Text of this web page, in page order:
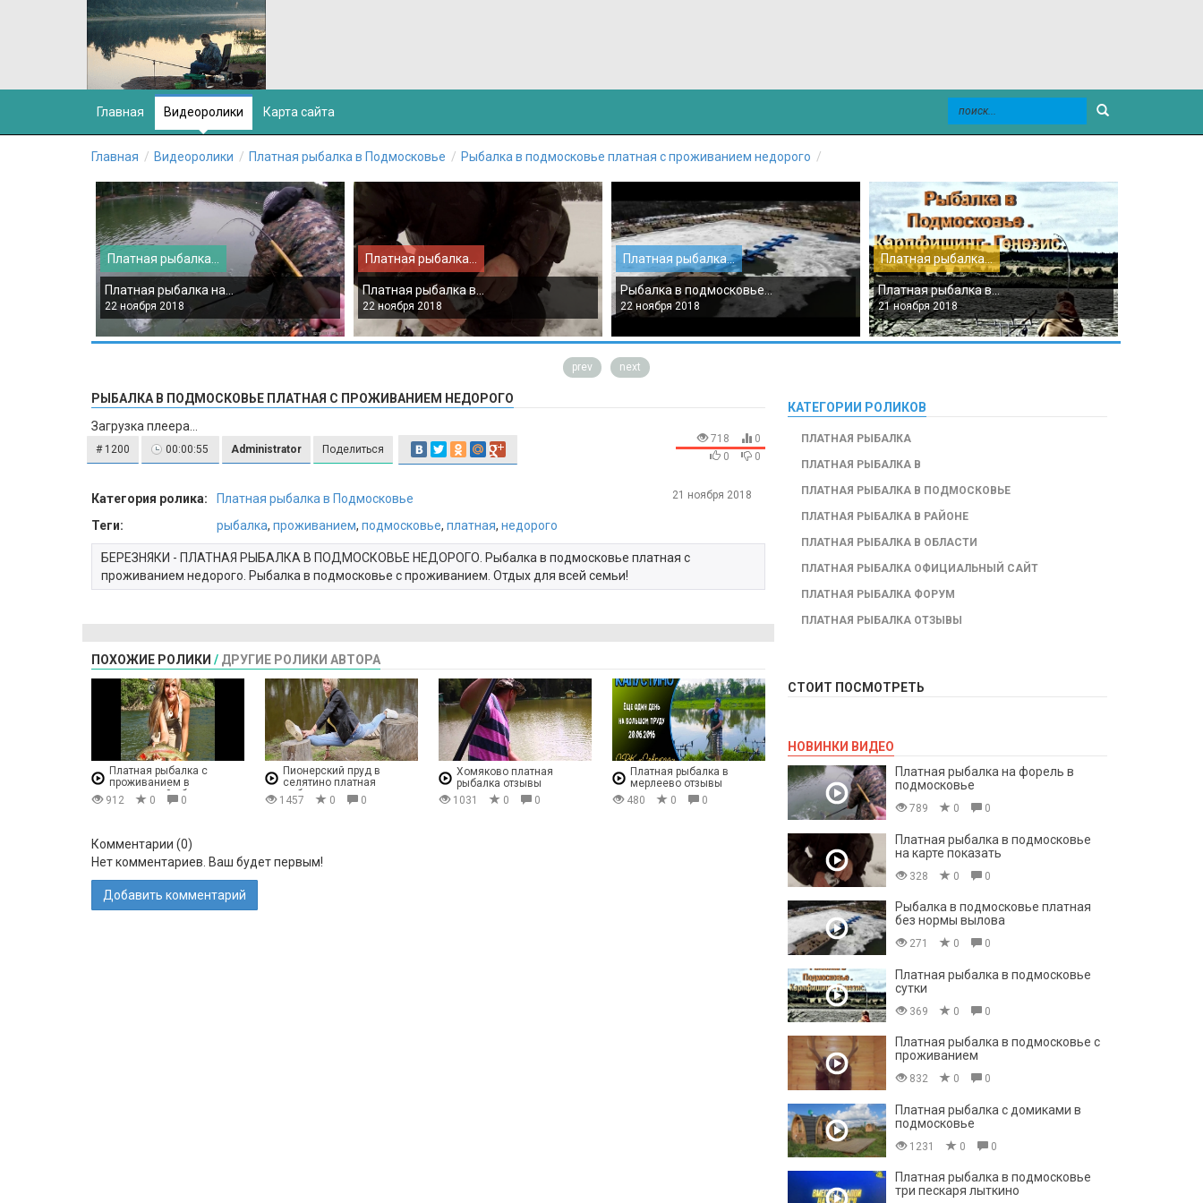
Главная Видеоролики Карта сайта
Главная Видеоролики Платная рыбалка в Подмосковье Рыбалка в подмосковье платная с проживанием недорого
Платная рыбалка...
Платная рыбалка на...
22 ноября 2018
Платная рыбалка...
Платная рыбалка в...
22 ноября 2018
Платная рыбалка...
Рыбалка в подмосковье...
22 ноября 2018
Платная рыбалка...
Платная рыбалка в...
21 ноября 2018
prev next
РЫБАЛКА В ПОДМОСКОВЬЕ ПЛАТНАЯ С ПРОЖИВАНИЕМ НЕДОРОГО
Загрузка плеера...
# 1200 00:00:55 Administrator Поделиться
718
0
0
0
Категория ролика:
Платная рыбалка в Подмосковье
Теги:
рыбалка, проживанием, подмосковье, платная, недорого
БЕРЕЗНЯКИ - ПЛАТНАЯ РЫБАЛКА В ПОДМОСКОВЬЕ НЕДОРОГО. Рыбалка в подмосковье платная с
проживанием недорого. Рыбалка в подмосковье с проживанием. Отдых для всей семьи!
21 ноября 2018
ПОХОЖИЕ РОЛИКИ / ДРУГИЕ РОЛИКИ АВТОРА
Платная рыбалка с
проживанием в
московской области
912 0 0
Пионерский пруд в
селятино платная
рыбалка отзывы
1457 0 0
Хомяково платная
рыбалка отзывы
1031
0 0
Платная рыбалка в
мерлеево отзывы
480
0 0
Комментарии (0)
Нет комментариев. Ваш будет первым!
Добавить комментарий
КАТЕГОРИИ РОЛИКОВ
ПЛАТНАЯ РЫБАЛКА
ПЛАТНАЯ РЫБАЛКА В
ПЛАТНАЯ РЫБАЛКА В ПОДМОСКОВЬЕ
ПЛАТНАЯ РЫБАЛКА В РАЙОНЕ
ПЛАТНАЯ РЫБАЛКА В ОБЛАСТИ
ПЛАТНАЯ РЫБАЛКА ОФИЦИАЛЬНЫЙ САЙТ
ПЛАТНАЯ РЫБАЛКА ФОРУМ
ПЛАТНАЯ РЫБАЛКА ОТЗЫВЫ
СТОИТ ПОСМОТРЕТЬ
НОВИНКИ ВИДЕО
Платная рыбалка на форель в
подмосковье
789 0 0
Платная рыбалка в подмосковье
на карте показать
328 0 0
Рыбалка в подмосковье платная
без нормы вылова
271 0 0
Платная рыбалка в подмосковье
сутки
369 0 0
Платная рыбалка в подмосковье с
проживанием
832 0 0
Платная рыбалка с домиками в
подмосковье
1231 0 0
Платная рыбалка в подмосковье
три пескаря лыткино